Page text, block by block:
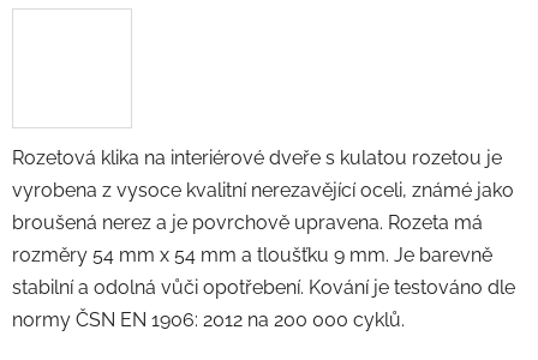
Rozetová klika na interiérové ​​dveře s kulatou rozetou je
vyrobena z vysoce kvalitní nerezavějící oceli, známé jako
broušená nerez a je povrchově upravena. Rozeta má
rozměry 54 mm x 54 mm a tloušťku 9 mm. Je barevně
stabilní a odolná vůči opotřebení. Kování je testováno dle
normy ČSN EN 1906: 2012 na 200 000 cyklů.